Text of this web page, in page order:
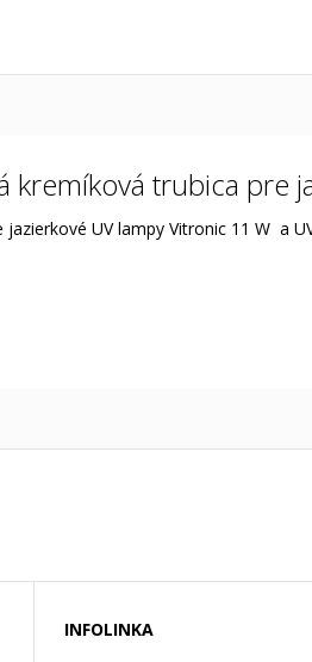
kremíková trubica pre
jazierkové UV lampy Vitronic 11 W a
INFOLINKA